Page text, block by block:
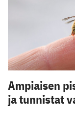
Ampiaisen
ja tunnistat